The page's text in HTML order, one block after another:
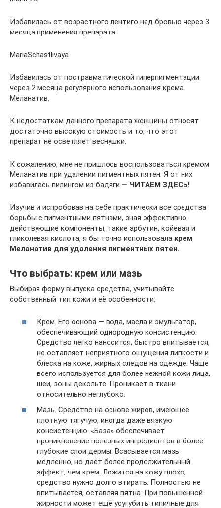
Избавилась от возрастного лентиго над бровью через 3
месяца применения препарата.
MariaSchastlivaya
Избавилась от постравматической гиперпигментации
через 2 месяца регулярного использования крема
Меланатив.
К недостаткам данного препарата женщины относят
достаточно высокую стоимость и то, что этот
препарат не осветляет веснушки.
К сожалению, мне не пришлось воспользоваться кремом
Меланатив при удалении пигментных пятен. Я от них
избавилась пилингом из бадяги — ЧИТАЕМ ЗДЕСЬ!
Изучив и испробовав на себе практически все средства
борьбы с пигментными пятнами, зная эффективно
действующие компоненты, такие арбутин, койевая и
гликолевая кислота, я бы точно использовала крем
Меланатив для удаления пигментных пятен.
Что выбрать: крем или мазь
Выбирая форму выпуска средства, учитывайте
собственный тип кожи и её особенности:
Крем. Его основа — вода, масла и эмульгатор,
обеспечивающий однородную консистенцию.
Средство легко наносится, быстро впитывается,
не оставляет неприятного ощущения липкости и
блеска на коже, жирных следов на одежде. Чаще
всего используется для более нежной кожи лица,
шеи, зоны декольте. Проникает в ткани
относительно неглубоко.
Мазь. Средство на основе жиров, имеющее
плотную тягучую, иногда даже вязкую
консистенцию. «База» обеспечивает
проникновение полезных ингредиентов в более
глубокие слои дермы. Всасывается мазь
медленно, но даёт более продолжительный
эффект, чем крем. Ложится на кожу плохо,
средство нужно долго втирать. Полностью не
впитывается, оставляя пятна. При повышенной
жирности может ещё усугубить типичные для